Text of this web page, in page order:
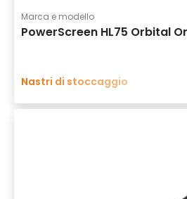
Marca e modello
PowerScreen HL75 Orbital
Nastri di stoccaggio